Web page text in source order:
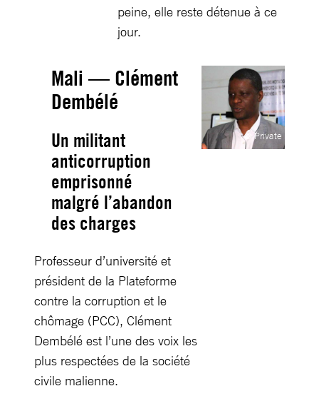
peine, elle reste détenue à ce
jour.
Mali — Clément
Dembélé
Un militant
anticorruption
emprisonné
malgré l’abandon
des charges
Professeur d’université et
président de la Plateforme
contre la corruption et le
chômage (PCC), Clément
Dembélé est l’une des voix les
plus respectées de la société
civile malienne.
© Private